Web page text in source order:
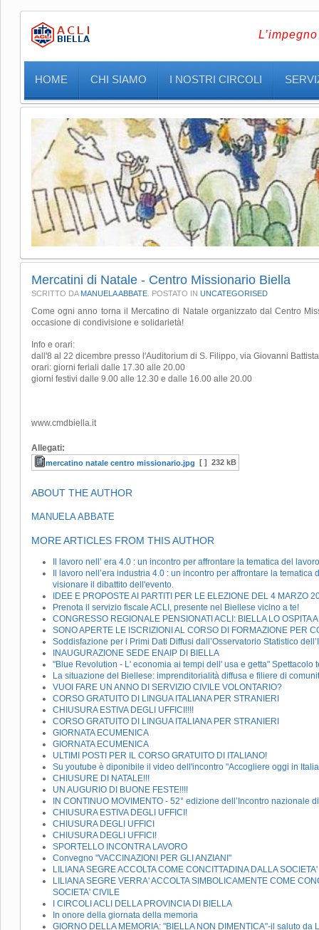
HOME CHI SIAMO I NOSTRI CIRCOLI
Mercatini di Natale - Centro Missionario Biella
SCRITTO DA MANUELA ABBATE . POSTATO IN UNCATEGORISED
Come ogni anno torna il Mercatino di Natale organizzato dal Centro
occasione di condivisione e solidarietà!
Info e orari:
dall'8 al 22 dicembre presso l'Auditorium di S. Filippo, via Giovanni
orari: giorni feriali dalle 17.30 alle 20.00
giorni festivi dalle 9.00 alle 12.30 e dalle 16.00 alle 20.00
www.cmdbiella.it
Allegati:
mercatino natale centro missionario.jpg [ ] 232 kB
ABOUT THE AUTHOR
MANUELA ABBATE
MORE ARTICLES FROM THIS AUTHOR
Il lavoro nell’ era 4.0 : un incontro per affrontare la tematica del
Il lavoro nell’era industria 4.0 : un incontro per affrontare la
visionare il dibattito dell'evento.
IDEE E PROPOSTE AI PARTITI PER LE ELEZIONE DEL 4 MARZO
Prenota il servizio fiscale ACLI, presente nel Biellese vicino a te!
CONGRESSO REGIONALE PENSIONATI ACLI: BIELLA LO OSPITA
SONO APERTE LE ISCRIZIONI AL CORSO DI FORMAZIONE PER
Soddisfazione per i Primi Dati Diffusi dall’Osservatorio Statistico
INAUGURAZIONE SEDE ENAIP DI BIELLA
"Blue Revolution - L' economia ai tempi dell' usa e getta" Spettacolo
La situazione del Biellese: imprenditorialità diffusa e filiere di
VUOI FARE UN ANNO DI SERVIZIO CIVILE VOLONTARIO?
CORSO GRATUITO DI LINGUA ITALIANA PER STRANIERI
CHIUSURA ESTIVA DEGLI UFFICI!!!!
CORSO GRATUITO DI LINGUA ITALIANA PER STRANIERI
GIORNATA ECUMENICA
GIORNATA ECUMENICA
ULTIMI POSTI PER IL CORSO GRATUITO DI ITALIANO!
Su youtube è diponibile il video dell'incontro "Accogliere oggi in
CHIUSURE DI NATALE!!!
UN AUGURIO DI BUONE FESTE!!!!
IN CONTINUO MOVIMENTO - 52° edizione dell’Incontro nazionale
CHIUSURA ESTIVA DEGLI UFFICI!
CHIUSURA DEGLI UFFICI
CHIUSURA DEGLI UFFICI!
SPORTELLO INCONTRA LAVORO
Convegno "VACCINAZIONI PER GLI ANZIANI"
LILIANA SEGRE ACCOLTA COME CONCITTADINA DALLA
LILIANA SEGRE VERRA' ACCOLTA SIMBOLICAMENTE COME
SOCIETA' CIVILE
I CIRCOLI ACLI DELLA PROVINCIA DI BIELLA
In onore della giornata della memoria
GIORNO DELLA MEMORIA: "BIELLA NON DIMENTICA"-il saluto